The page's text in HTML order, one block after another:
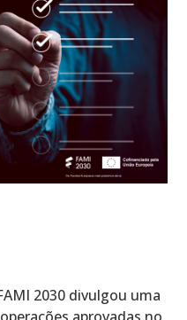
2030 divulgou uma